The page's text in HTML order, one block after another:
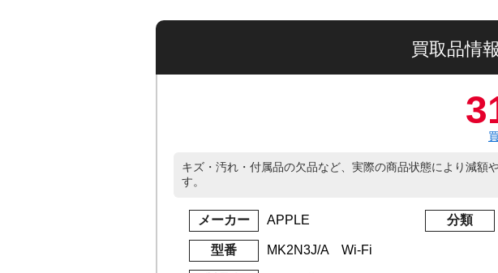
買取品情
キズ・汚れ・付属品の欠品など、実際の商品状態により減額
す。
メーカー APPLE 分類
型番 MK2N3J/A Wi-Fi